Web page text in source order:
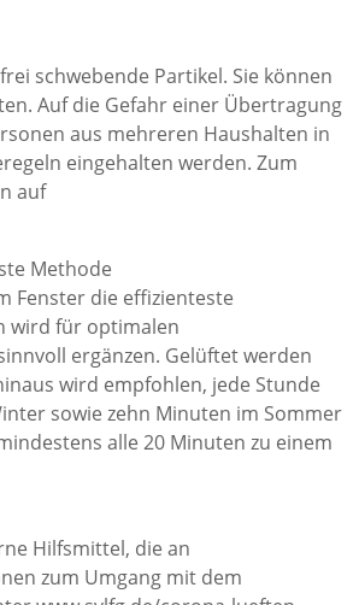
schwebende Partikel. Sie können
Auf die Gefahr einer Übertragung
aus mehreren Haushalten in
eingehalten werden. Zum
auf
Methode
Fenster die effizienteste
wird für optimalen
ergänzen. Gelüftet werden
wird empfohlen, jede Stunde
sowie zehn Minuten im Sommer
alle 20 Minuten zu einem
Hilfsmittel, die an
zum Umgang mit dem